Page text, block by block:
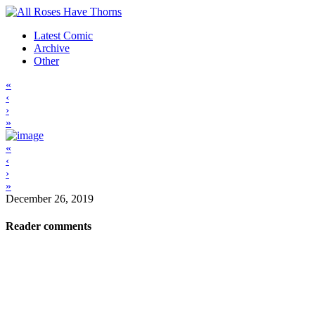
Latest Comic
Archive
Other
«
‹
›
»
«
‹
›
»
December 26, 2019
Reader comments